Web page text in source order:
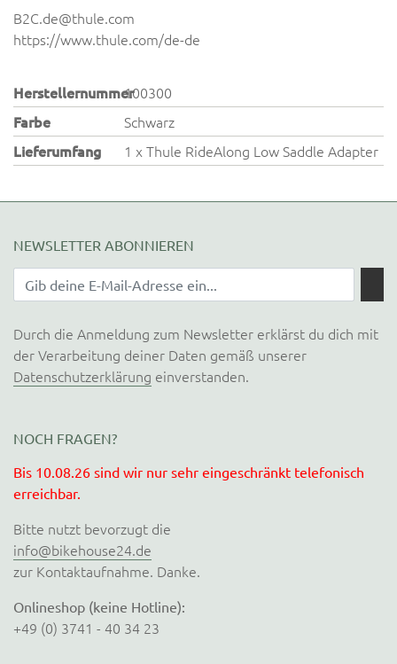
B2C.de@thule.com
https://www.thule.com/de-de
Herstellernummer100300
Farbe
Schwarz
Lieferumfang
1 x Thule RideAlong Low Saddle Adapter
NEWSLETTER ABONNIEREN
Durch die Anmeldung zum Newsletter erklärst du dich mit
der Verarbeitung deiner Daten gemäß unserer
Datenschutzerklärung einverstanden.
NOCH FRAGEN?
Bis 10.08.26 sind wir nur sehr eingeschränkt telefonisch
erreichbar.
Bitte nutzt bevorzugt die
info@bikehouse24.de
zur Kontaktaufnahme. Danke.
Onlineshop (keine Hotline):
+49 (0) 3741 - 40 34 23